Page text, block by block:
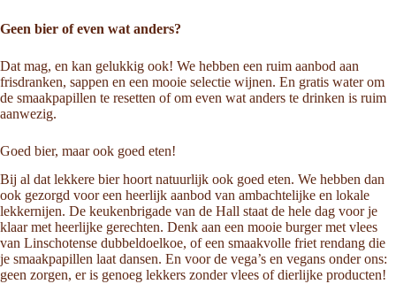
Geen bier of even wat anders?
Dat mag, en kan gelukkig ook! We hebben een ruim aanbod aan
frisdranken, sappen en een mooie selectie wijnen. En gratis water om
de smaakpapillen te resetten of om even wat anders te drinken is ruim
aanwezig.
Goed bier, maar ook goed eten!
Bij al dat lekkere bier hoort natuurlijk ook goed eten. We hebben dan
ook gezorgd voor een heerlijk aanbod van ambachtelijke en lokale
lekkernijen. De keukenbrigade van de Hall staat de hele dag voor je
klaar met heerlijke gerechten. Denk aan een mooie burger met vlees
van Linschotense dubbeldoelkoe, of een smaakvolle friet rendang die
je smaakpapillen laat dansen. En voor de vega’s en vegans onder ons:
geen zorgen, er is genoeg lekkers zonder vlees of dierlijke producten!